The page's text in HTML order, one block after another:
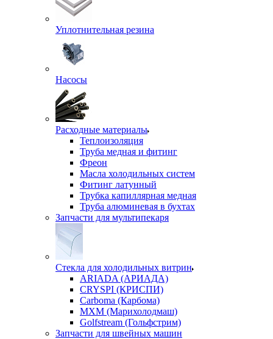
Уплотнительная резина
Насосы
Расходные материалы
Теплоизоляция
Труба медная и фитинг
Фреон
Масла холодильных систем
Фитинг латунный
Трубка капиллярная медная
Труба алюминевая в бухтах
Запчасти для мультипекаря
Стекла для холодильных витрин
ARIADA (АРИАДА)
CRYSPI (КРИСПИ)
Carboma (Карбома)
MXM (Марихолодмаш)
Golfstream (Гольфстрим)
Запчасти для швейных машин